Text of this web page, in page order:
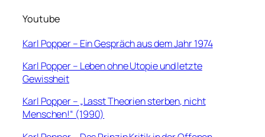
Youtube
Karl Popper – Ein Gespräch aus dem Jahr 1974
Karl Popper – Leben ohne Utopie und letzte
Gewissheit
Karl Popper – „Lasst Theorien sterben, nicht
Menschen!“ (1990)